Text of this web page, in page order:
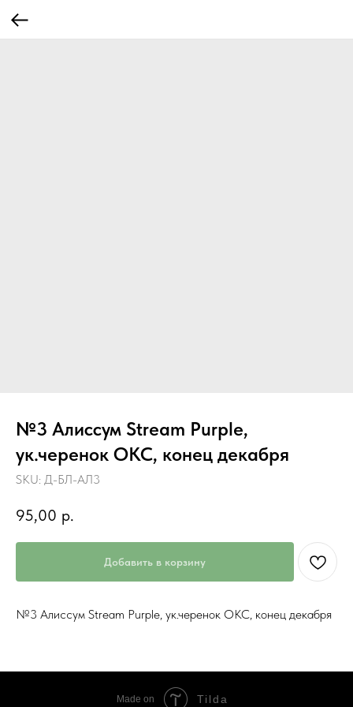
№3 Алиссум Stream Purple,
ук.черенок ОКС, конец декабря
SKU: Д-БЛ-АЛ3
95,00 р.
Добавить в корзину
№3 Алиссум Stream Purple, ук.черенок ОКС, конец декабря
Made on Tilda